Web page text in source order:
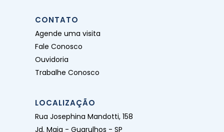
CONTATO
Agende uma visita
Fale Conosco
Ouvidoria
Trabalhe Conosco
LOCALIZAÇÃO
Rua Josephina Mandotti, 158
Jd. Maia - Guarulhos - SP